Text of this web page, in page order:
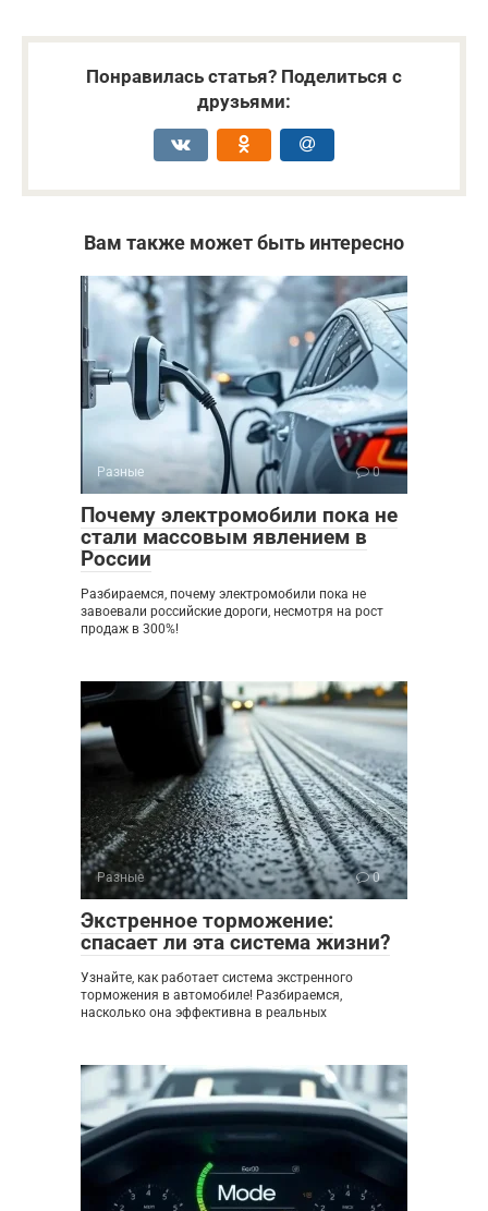
Понравилась статья? Поделиться с
друзьями:
Вам также может быть интересно
Разные 0
Почему электромобили пока не
стали массовым явлением в
России
Разбираемся, почему электромобили пока не
завоевали российские дороги, несмотря на рост
продаж в 300%!
Разные 0
Экстренное торможение:
спасает ли эта система жизни?
Узнайте, как работает система экстренного
торможения в автомобиле! Разбираемся,
насколько она эффективна в реальных